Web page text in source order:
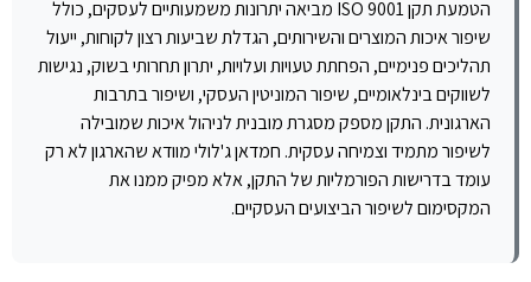
הטמעת תקן ISO 9001 מביאה יתרונות משמעותיים לעסקים, כולל
שיפור איכות המוצרים והשירותים, הגדלת שביעות רצון לקוחות, ייעול
תהליכים פנימיים, הפחתת טעויות ועלויות, יתרון תחרותי בשוק, נגישות
לשווקים בינלאומיים, שיפור המוניטין העסקי, ושיפור בתרבות
הארגונית. התקן מספק מסגרת מובנית לניהול איכות שמובילה
לשיפור מתמיד וצמיחה עסקית. חמדאן ג'לולי מוודא שהארגון לא רק
עומד בדרישות הפורמליות של התקן, אלא מפיק ממנו את
המקסימום לשיפור הביצועים העסקיים.